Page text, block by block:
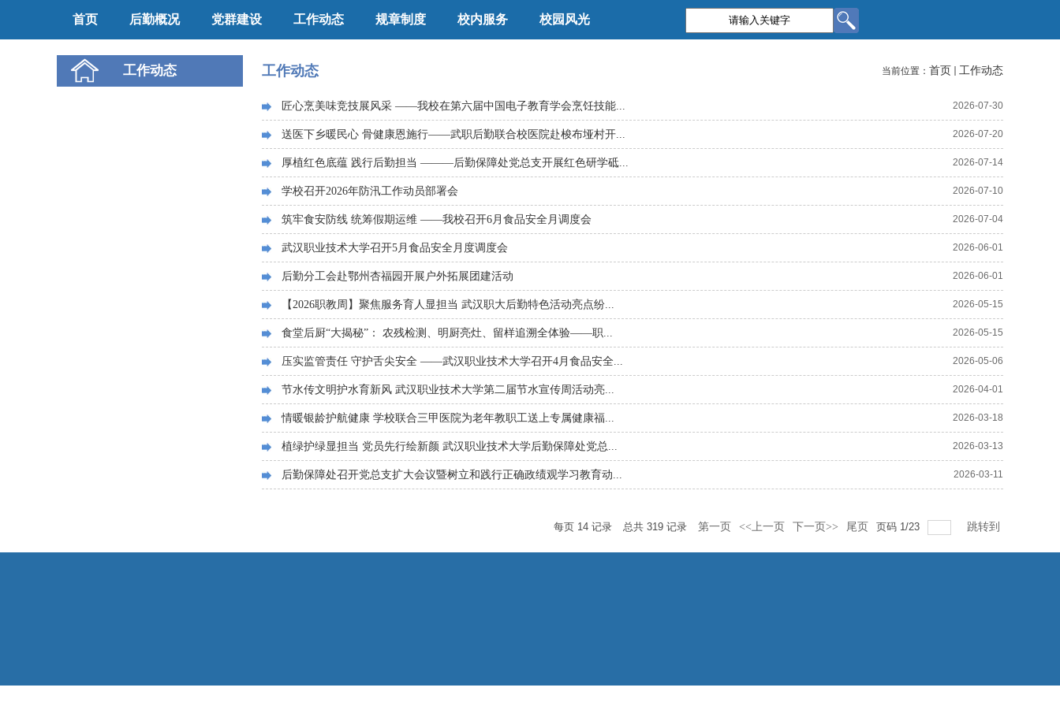
首页 后勤概况 党群建设 工作动态 规章制度 校内服务 校园风光
工作动态 工作动态 当前位置： 首页 工作动态
匠心烹美味竞技展风采 ——我校在第六届中国电子教育学会烹饪技能... 2026-07-30
送医下乡暖民心 骨健康恩施行——武职后勤联合校医院赴梭布垭村开... 2026-07-20
厚植红色底蕴 践行后勤担当 ———后勤保障处党总支开展红色研学砥... 2026-07-14
学校召开2026年防汛工作动员部署会 2026-07-10
筑牢食安防线 统筹假期运维 ——我校召开6月食品安全月调度会 2026-07-04
武汉职业技术大学召开5月食品安全月度调度会 2026-06-01
后勤分工会赴鄂州杏福园开展户外拓展团建活动 2026-06-01
【2026职教周】聚焦服务育人显担当 武汉职大后勤特色活动亮点纷... 2026-05-15
食堂后厨“大揭秘”： 农残检测、明厨亮灶、留样追溯全体验——职... 2026-05-15
压实监管责任 守护舌尖安全 ——武汉职业技术大学召开4月食品安全... 2026-05-06
节水传文明护水育新风 武汉职业技术大学第二届节水宣传周活动亮... 2026-04-01
情暖银龄护航健康 学校联合三甲医院为老年教职工送上专属健康福... 2026-03-18
植绿护绿显担当 党员先行绘新颜 武汉职业技术大学后勤保障处党总... 2026-03-13
后勤保障处召开党总支扩大会议暨树立和践行正确政绩观学习教育动... 2026-03-11
每页 14 记录 总共 319 记录 第一页 <<上一页 下一页>> 尾页 页码 1/23 跳转到